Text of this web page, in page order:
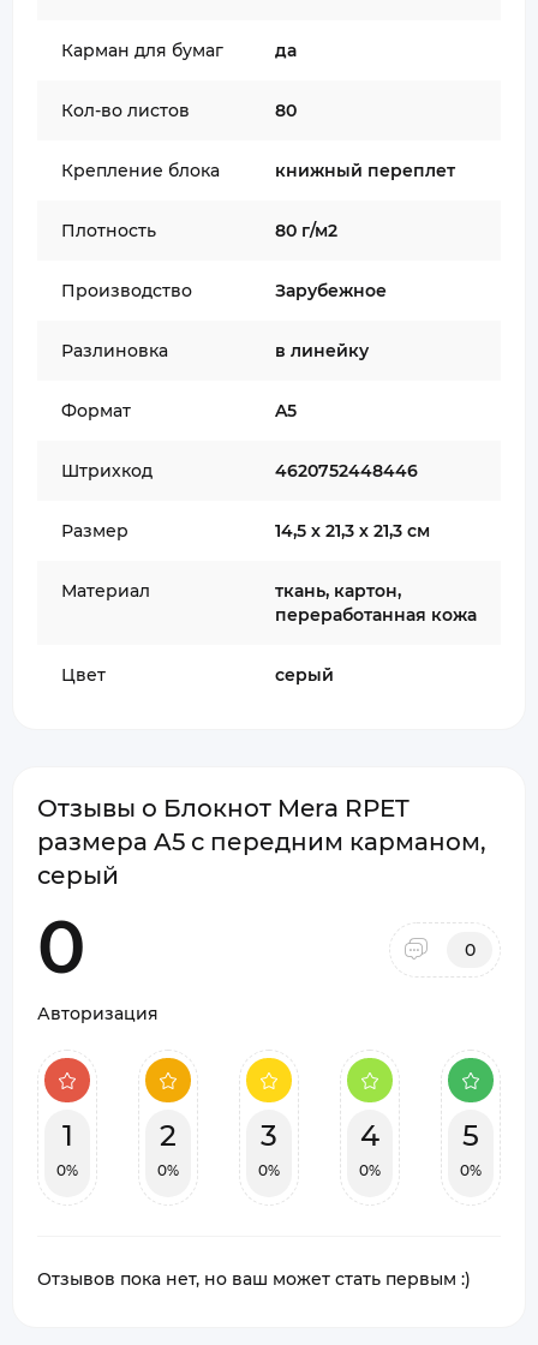
Карман для бумаг да
Кол-во листов 80
Крепление блока книжный переплет
Плотность 80 г/м2
Производство Зарубежное
Разлиновка в линейку
Формат A5
Штрихкод 4620752448446
Размер 14,5 х 21,3 х 21,3 см
Материал
ткань, картон,
переработанная кожа
Цвет серый
Отзывы о Блокнот Mera RPET
размера A5 с передним карманом,
серый
0 0
Авторизация
1
0%
2
0%
3
0%
4
0%
5
0%
Отзывов пока нет, но ваш может стать первым :)